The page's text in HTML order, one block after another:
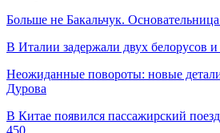
Больше не Бакальчук.
В Италии задержали двух белорусов
Неожиданные повороты: новые
Дурова
В Китае появился пассажирский
450…